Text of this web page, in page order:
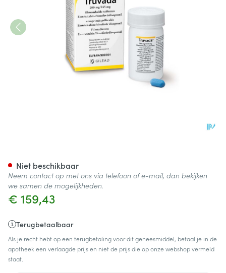
€ 159,43
Terugbetaalbaar
Als je recht hebt op een terugbetaling voor dit geneesmiddel, betaal je in de
apotheek een verlaagde prijs en niet de prijs die op onze webshop vermeld
staat.
Niet beschikbaar
Neem contact op met ons via telefoon of e-mail, dan bekijken
we samen de mogelijkheden.